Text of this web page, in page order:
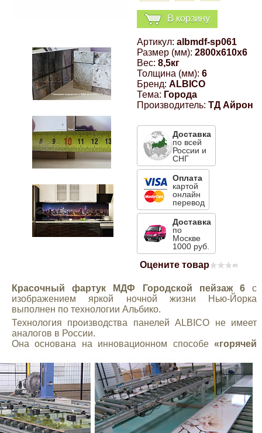
В корзину
Артикул: albmdf-sp061
Размер (мм): 2800x610x6
Вес: 8,5кг
Толщина (мм): 6
Бренд: ALBICO
Тема: Города
Производитель: ТД Айрон
Доставка
по всей
России и
СНГ
Оплата
картой
онлайн
перевод
Доставка
по
Москве
1000 руб.
Оцените товар (0)
Красочный фартук МДФ Городской пейзаж 6 с
изображением яркой ночной жизни Нью-Йорка
выполнен по технологии Альбико.
Технология производства панелей ALBICO не имеет
аналогов в России.
Она основана на инновационном способе«горячей
Компрессионные фитинги Poliext
Hyundai
Infinity
Mazda
Opel
Renault
Suzuki
Toyota
Шпатлевки, штукатурки
Эмали универсальные акриловые
Грунтовки, защитные лаки
Магнитные панели на холодильник